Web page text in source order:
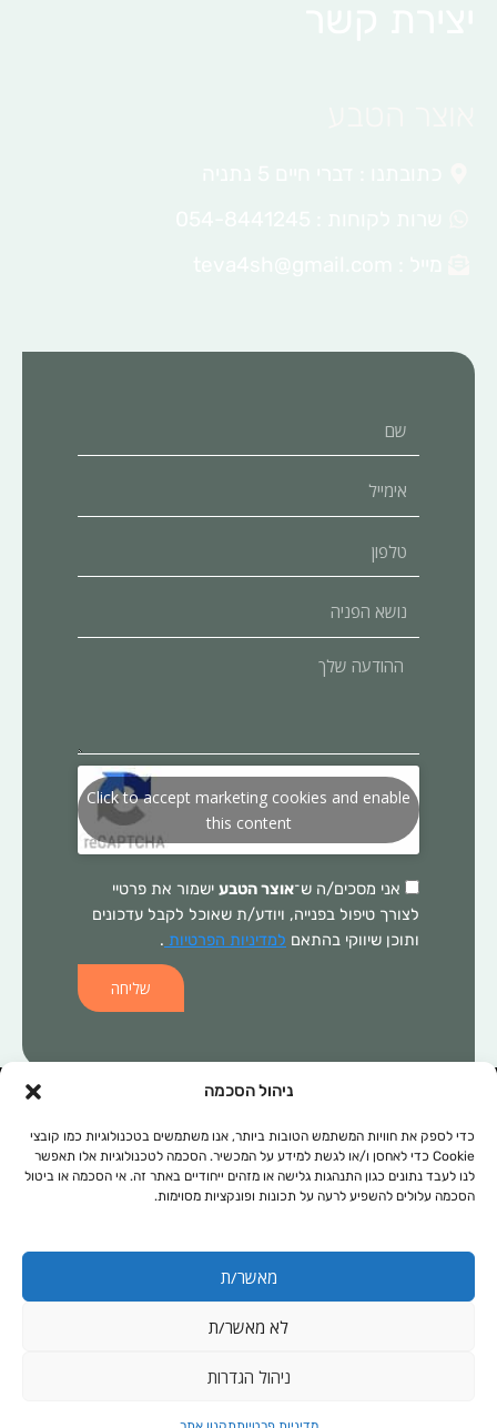
ניהול הסכמה
כדי לספק את חוויות המשתמש הטובות ביותר, אנו משתמשים בטכנולוגיות כמו קובצי
Cookie כדי לאחסן ו/או לגשת למידע על המכשיר. הסכמה לטכנולוגיות אלו תאפשר
לנו לעבד נתונים כגון התנהגות גלישה או מזהים ייחודיים באתר זה. אי הסכמה או ביטול
הסכמה עלולים להשפיע לרעה על תכונות ופונקציות מסוימות.
מאשר/ת
לא מאשר/ת
ניהול הגדרות
הפניה
ההודעה
Click to accept marketing cookies and enable
this content
אני מסכים/ה ש־אוצר הטבע ישמור את פרטיי
לצורך טיפול בפנייה, ויודע/ת שאוכל לקבל עדכונים
ותוכן שיווקי בהתאם למדיניות הפרטיות .
שליחה
תרופתי ו/או אחר. בכל מקרה של בעיה רפואית יש לפנות לרופא המטפל.
המידע המופיע באתר זה מופנה לנשים ולגברים כאחד. אין להעתיק, לשכפל
או להפיץ את הכתוב ברבים, ללא קבלת אישור מהחברה.
עיצוב ובניית אתרי וורדפרס: Odesign
קנייה מאובטחת באמצעות: